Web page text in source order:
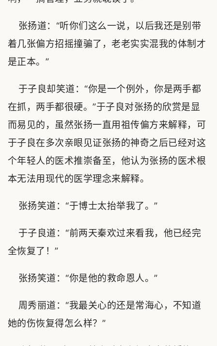
张扬道：“听你们这么一说，以后我还是别带
着几张偏方招摇撞骗了，老老实实混我的体制才
是正本。”
于子良却笑道：“你是一个例外，你是两手都
在抓，两手都很硬。”于子良对张扬的欣赏是显
而易见的，虽然张扬一直用祖传偏方来解释，可
于子良在多次亲眼见证张扬的神奇之后已经对这
个年轻人的医术推崇备至，他认为张扬的医术根
本无法用现代的医学理念来解释。
张扬笑道：“于博士太抬举我了。”
于子良道：“前两天秦欢过来看我，他已经完
全恢复了！”
张扬笑道：“你是他的救命恩人。”
周秀丽道：“我最关心的还是常海心，不知道
她的伤恢复得怎么样？”